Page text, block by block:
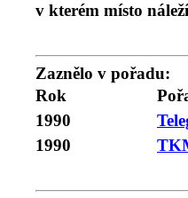
v kterém místo
Zaznělo v pořadu:
Rok
1990
1990